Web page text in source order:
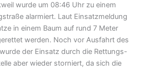
wurde um 08:46 Uhr zu einem
alarmiert. Laut Einsatzmeldung
in einem Baum auf rund 7 Meter
werden. Noch vor Ausfahrt des
der Einsatz durch die Rettungs-
aber wieder storniert, da sich die